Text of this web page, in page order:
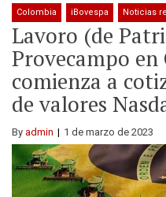
Colombia iBovespa Noticias
Lavoro (de
Provecampo en
comienza a
de valores
By admin 1 de marzo de 2023